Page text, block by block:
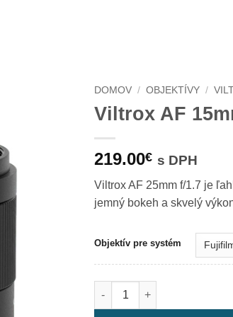
DOMOV / OBJEKTÍVY /
Viltrox AF
219.00€ s DPH
Viltrox AF 25mm f/1.7 je
jemný bokeh a skvelý
Objektív pre systém
množstvo Viltrox AF 15mm